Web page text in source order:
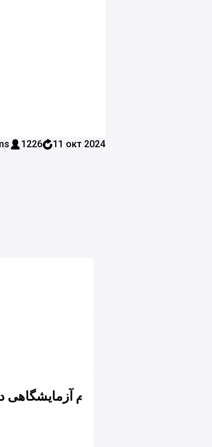
1226 11 окт 2024
مرکز
انجمن علوم